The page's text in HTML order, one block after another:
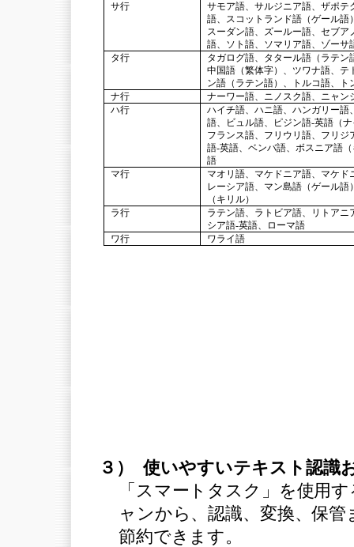
サ行
サモア語、サルジニア語、ザポ
語、スコットランド語（ゲール
スーダン語、ズールー語、セブ
語、ソト語、ソマリア語、ゾーサ
タ行
タガログ語、タタール語（ラテ
中国語（繁体字）、ツワナ語、
ン語（ラテン語）、トルコ語、
ナ行
ナーワー語、ニノスク語、ニャン
ハ行
ハイチ語、ハニ語、ハンガリー
語、ビュル語、ピジン語-英語（
フランス語、フリウリ語、フリ
語-英語、ベンバ語、ボスニア語
語
マ行
マオリ語、マケドニア語、マケ
レーシア語、マン島語（ゲール
（キリル）
ラ行
ラテン語、ラトビア語、リトア
シア語-英語、ローマ語
ワ行
ワライ語
３） 使いやすいテキスト認識
「スマートタスク」を使用
ャンから、認識、変換、保
節約できます。